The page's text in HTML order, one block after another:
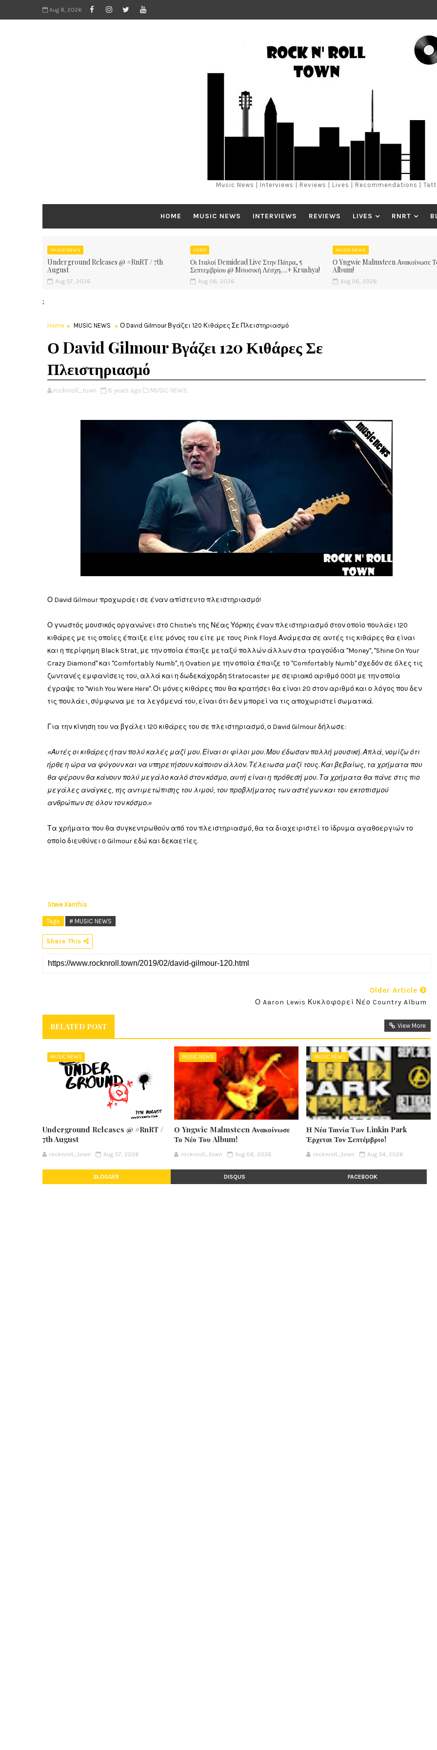
Aug 8, 2026
Music News | Interviews | Reviews | Lives | Recommendations |
HOME MUSIC NEWS INTERVIEWS REVIEWS LIVES RNRT
MUSIC NEWS
Underground Releases @ #RnRT / 7th
August
Aug 07, 2026
LIVES
Οι Ιταλοί Demidead Live Στην Πάτρα, 5
Σεπτεμβρίου @ Moυσική Λέσχη….+ Krushya!
Aug 06, 2026
MUSIC NEWS
Ο Yngwie Malmsteen Ανακοίνωσε
Album!
Aug 06, 2026
;
Home MUSIC NEWS Ο David Gilmour Βγάζει 120 Κιθάρες Σε Πλειστηριασμό
Ο David Gilmour Βγάζει 120 Κιθάρες Σε
Πλειστηριασμό
rocknroll_town 8 years ago MUSIC NEWS,
Ο David Gilmour προχωράει σε έναν απίστευτο πλειστηριασμό!
Ο γνωστός μουσικός οργανώνει στο Chistie's της Νέας Υόρκης έναν πλειστηριασμό στον οποίο πουλάει 120
κιθάρες με τις οποίες έπαιξε είτε μόνος του είτε με τους Pink Floyd. Ανάμεσα σε αυτές τις κιθάρες θα είναι
και η περίφημη Black Strat, με την οποία έπαιξε μεταξύ πολλών άλλων στα τραγούδια "Money", "Shine On Your
Crazy Diamond" και "Comfortably Numb", η Ovation με την οποία έπαιζε το "Comfortably Numb" σχεδόν σε όλες τις
ζωντανές εμφανίσεις του, αλλά και η δωδεκάχορδη Stratocaster με σειριακό αριθμό 0001 με την οποία
έγραψε το "Wish You Were Here". Οι μόνες κιθάρες που θα κρατήσει θα είναι 20 στον αριθμό και ο λόγος που δεν
τις πουλάει, σύμφωνα με τα λεγόμενά του, είναι ότι δεν μπορεί να τις αποχωριστεί σωματικά.
Για την κίνηση του να βγάλει 120 κιθάρες του σε πλειστηριασμό, ο David Gilmour δήλωσε:
«Αυτές οι κιθάρες ήταν πολύ καλές μαζί μου. Είναι οι φίλοι μου. Μου έδωσαν πολλή μουσική. Απλά, νομίζω ότι
ήρθε η ώρα να φύγουν και να υπηρετήσουν κάποιον άλλον. Τέλειωσα μαζί τους. Και βεβαίως, τα χρήματα που
θα φέρουν θα κάνουν πολύ μεγάλο καλό στον κόσμο, αυτή είναι η πρόθεσή μου. Τα χρήματα θα πάνε στις πιο
μεγάλες ανάγκες, της αντιμετώπισης του λιμού, του προβλήματος των αστέγων και του εκτοπισμού
ανθρώπων σε όλον τον κόσμο.»
Τα χρήματα που θα συγκεντρωθούν από τον πλειστηριασμό, θα τα διαχειριστεί το ίδρυμα αγαθοεργιών το
οποίο διευθύνει ο Gilmour εδώ και δεκαετίες.
Steve Xanthis
Tags # MUSIC NEWS
Share This
Older Article
Ο Aaron Lewis Κυκλοφορεί Νέο Country Album
RELATED POST View More
MUSIC NEWS
Underground Releases @ #RnRT /
7th August
rocknroll_town Aug 07, 2026
MUSIC NEWS
Ο Yngwie Malmsteen Ανακοίνωσε
Το Νέο Του Album!
rocknroll_town Aug 06, 2026
MUSIC NEWS
Η Νέα Ταινία Των Linkin Park
Έρχεται Τον Σεπτέμβριο!
rocknroll_town Aug 04, 2026
BLOGGER DISQUS FACEBOOK